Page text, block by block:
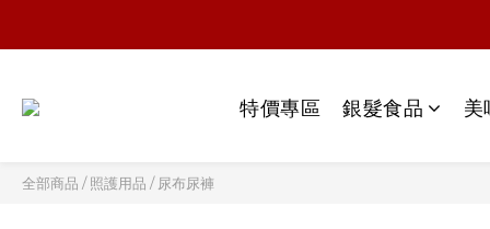
特價專區 銀髮食品 美
全部商品 /照護用品 / 尿布尿褲